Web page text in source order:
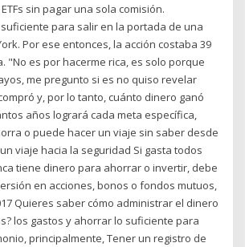
sin pagar una sola comisión.
suficiente para salir en la portada de una
Por ese entonces, la acción costaba 39
"No es por hacerme rica, es solo porque
me pregunto si es no quiso revelar
y, por lo tanto, cuánto dinero ganó
años logrará cada meta específica,
o puede hacer un viaje sin saber desde
viaje hacia la seguridad Si gasta todos
tiene dinero para ahorrar o invertir, debe
en acciones, bonos o fondos mutuos,
Quieres saber cómo administrar el dinero
los gastos y ahorrar lo suficiente para
principalmente, Tener un registro de